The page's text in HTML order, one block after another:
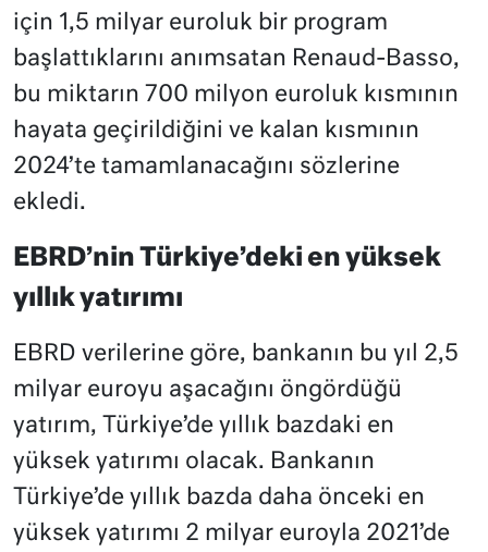
için 1,5 milyar euroluk bir program
başlattıklarını anımsatan Renaud-Basso,
bu miktarın 700 milyon euroluk kısmının
hayata geçirildiğini ve kalan kısmının
2024’te tamamlanacağını sözlerine
ekledi.
EBRD’nin Türkiye’deki en yüksek
yıllık yatırımı
EBRD verilerine göre, bankanın bu yıl 2,5
milyar euroyu aşacağını öngördüğü
yatırım, Türkiye’de yıllık bazdaki en
yüksek yatırımı olacak. Bankanın
Türkiye’de yıllık bazda daha önceki en
yüksek yatırımı 2 milyar euroyla 2021’de